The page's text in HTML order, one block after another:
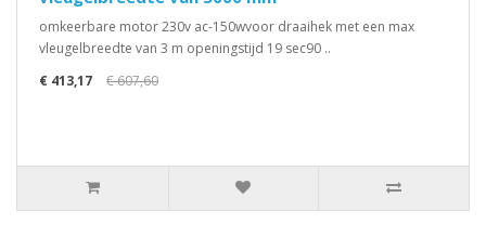
omkeerbare motor 230v ac-150wvoor draaihek met een max
vleugelbreedte van 3 m openingstijd 19 sec90 ..
€ 413,17
€ 607,60